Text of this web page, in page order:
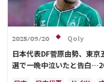
2025/09/20 Qoly
日本代表DF菅原由勢、東京
選で一晩中泣いたと告白